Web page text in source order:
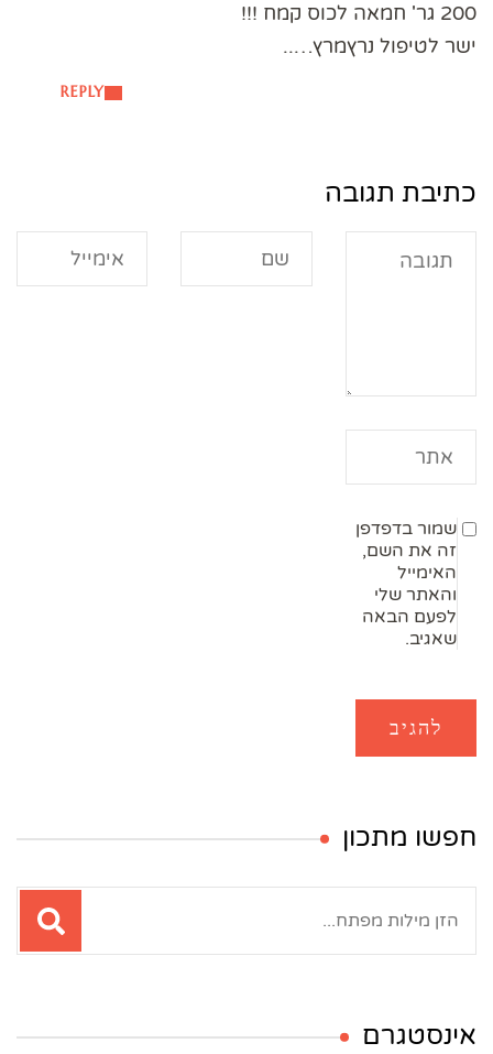
REPLY
200 גר' חמאה לכוס קמח !!!
ישר לטיפול נרץמרץ…..
כתיבת תגובה
שמור בדפדפן
זה את השם,
האימייל
והאתר שלי
לפעם הבאה
שאגיב.
חפשו מתכון
אינסטגרם